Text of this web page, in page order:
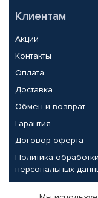
Клиентам
Акции
Контакты
Оплата
Доставка
Обмен и возврат
Гарантия
Договор-оферта
Политика обработки
персональных